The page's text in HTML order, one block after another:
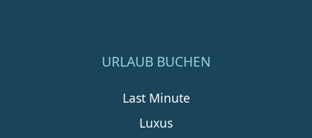
URLAUB BUCHEN
Last Minute
Luxus